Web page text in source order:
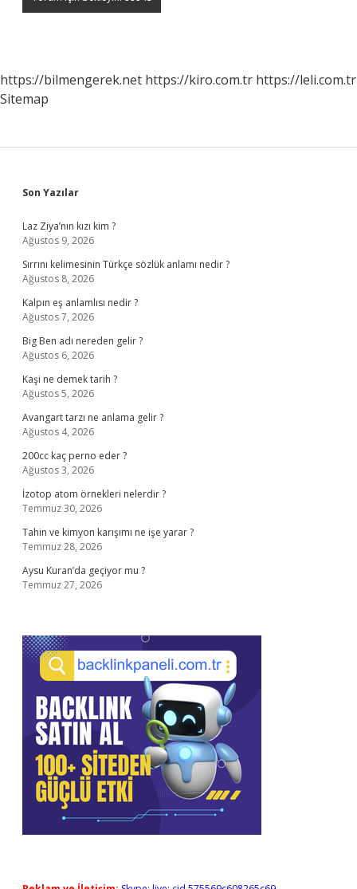
https://bilmengerek.net https://kiro.com.tr https://leli.com.tr
Sitemap
Sidebar
Son Yazılar
Laz Ziya’nın kızı kim ?
Ağustos 9, 2026
Sırrını kelimesinin Türkçe sözlük anlamı nedir ?
Ağustos 8, 2026
Kalpın eş anlamlısı nedir ?
Ağustos 7, 2026
Big Ben adı nereden gelir ?
Ağustos 6, 2026
Kaşi ne demek tarih ?
Ağustos 5, 2026
Avangart tarzı ne anlama gelir ?
Ağustos 4, 2026
200cc kaç perno eder ?
Ağustos 3, 2026
İzotop atom örnekleri nelerdir ?
Temmuz 30, 2026
Tahin ve kimyon karışımı ne işe yarar ?
Temmuz 28, 2026
Aysu Kuran’da geçiyor mu ?
Temmuz 27, 2026